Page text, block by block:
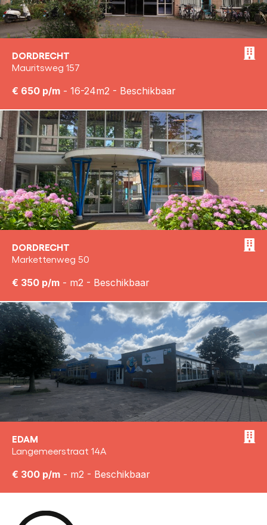
DORDRECHT
Mauritsweg 157
€ 650 p/m - 16-24m2 - Beschikbaar
DORDRECHT
Markettenweg 50
€ 350 p/m - m2 - Beschikbaar
EDAM
Langemeerstraat 14A
€ 300 p/m - m2 - Beschikbaar